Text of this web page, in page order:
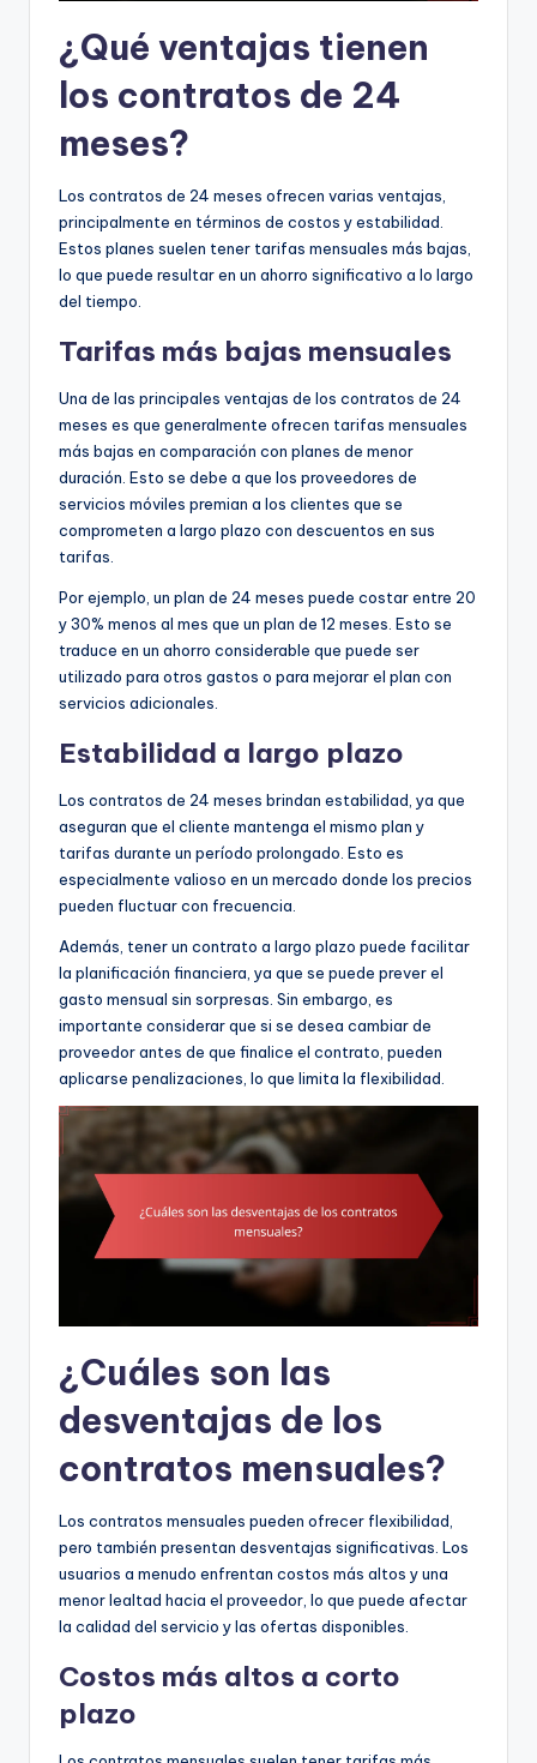
¿Qué ventajas tienen
los contratos de 24
meses?
Los contratos de 24 meses ofrecen varias ventajas,
principalmente en términos de costos y estabilidad.
Estos planes suelen tener tarifas mensuales más bajas,
lo que puede resultar en un ahorro significativo a lo largo
del tiempo.
Tarifas más bajas mensuales
Una de las principales ventajas de los contratos de 24
meses es que generalmente ofrecen tarifas mensuales
más bajas en comparación con planes de menor
duración. Esto se debe a que los proveedores de
servicios móviles premian a los clientes que se
comprometen a largo plazo con descuentos en sus
tarifas.
Por ejemplo, un plan de 24 meses puede costar entre 20
y 30% menos al mes que un plan de 12 meses. Esto se
traduce en un ahorro considerable que puede ser
utilizado para otros gastos o para mejorar el plan con
servicios adicionales.
Estabilidad a largo plazo
Los contratos de 24 meses brindan estabilidad, ya que
aseguran que el cliente mantenga el mismo plan y
tarifas durante un período prolongado. Esto es
especialmente valioso en un mercado donde los precios
pueden fluctuar con frecuencia.
Además, tener un contrato a largo plazo puede facilitar
la planificación financiera, ya que se puede prever el
gasto mensual sin sorpresas. Sin embargo, es
importante considerar que si se desea cambiar de
proveedor antes de que finalice el contrato, pueden
aplicarse penalizaciones, lo que limita la flexibilidad.
¿Cuáles son las
desventajas de los
contratos mensuales?
Los contratos mensuales pueden ofrecer flexibilidad,
pero también presentan desventajas significativas. Los
usuarios a menudo enfrentan costos más altos y una
menor lealtad hacia el proveedor, lo que puede afectar
la calidad del servicio y las ofertas disponibles.
Costos más altos a corto
plazo